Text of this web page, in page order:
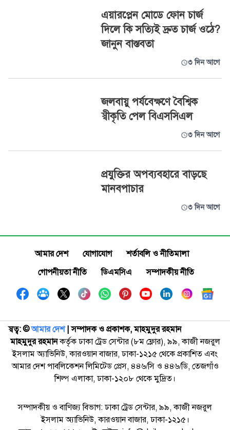
এয়ারপ্লেন মোডে ফোন চার্জ
দিলে কি সত্যিই দ্রুত চার্জ ওঠে?
জানুন বাস্তবতা
৩ দিন আগে
জলবায়ু পর্যবেক্ষণে বৈশ্বিক
স্বীকৃতি পেল বিএসসিএল
৩ দিন আগে
প্রযুক্তির অপব্যবহারে বাড়ছে
মানবপাচার
৩ দিন আগে
আমার দেশ যোগাযোগ
শর্তাবলি ও নীতিমালা
গোপনীয়তা নীতি
ডিএমসিএ সম্পাদকীয় নীতি
স্বত্ব: ©️আমার দেশ| সম্পাদক ও প্রকাশক, মাহমুদুর রহমান
মাহমুদুর রহমানকর্তৃক ঢাকা ট্রেড সেন্টার (৮ম ফ্লোর), ৯৯, কাজী নজরুল
ইসলাম অ্যাভিনিউ, কারওয়ান বাজার, ঢাকা-১২১৫ থেকে প্রকাশিত এবং
আমার দেশ পাবলিকেশন লিমিটেড প্রেস, ৪৪৬/সি ও ৪৪৬/ডি, তেজগাঁও
শিল্প এলাকা, ঢাকা-১২০৮ থেকে মুদ্রিত।
সম্পাদকীয় ও বাণিজ্য বিভাগ: ঢাকা ট্রেড সেন্টার, ৯৯, কাজী নজরুল
ইসলাম অ্যাভিনিউ, কারওয়ান বাজার, ঢাকা-১২১৫।